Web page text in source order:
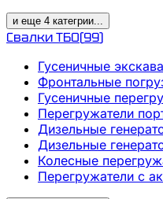
и еще 4 категрии...
Свалки ТБО(99)
Гусеничные
Фронтальные
Гусеничные
Перегружатели
Дизельные
Дизельные
Колесные
Перегружатели с